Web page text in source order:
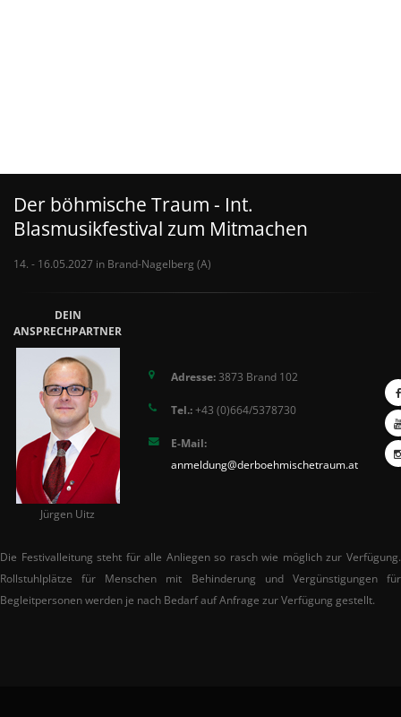
Der böhmische Traum - Int.
Blasmusikfestival zum Mitmachen
14. - 16.05.2027 in Brand-Nagelberg (A)
DEIN
ANSPRECHPARTNER
Jürgen Uitz
Adresse: 3873 Brand 102
Tel.:+43 (0)664/5378730
E-Mail:
anmeldung@derboehmischetraum.at
Die Festivalleitung steht für alle Anliegen so rasch wie möglich zur Verfügung.
Rollstuhlplätze für Menschen mit Behinderung und Vergünstigungen für
Begleitpersonen werden je nach Bedarf auf Anfrage zur Verfügung gestellt.